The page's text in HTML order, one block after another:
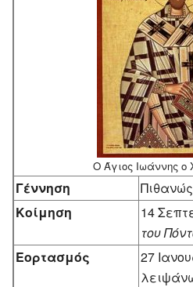
Ο Άγιος Ιωάννης ο
Γέννηση
Κοίμηση
14
του
Εορτασμός
27